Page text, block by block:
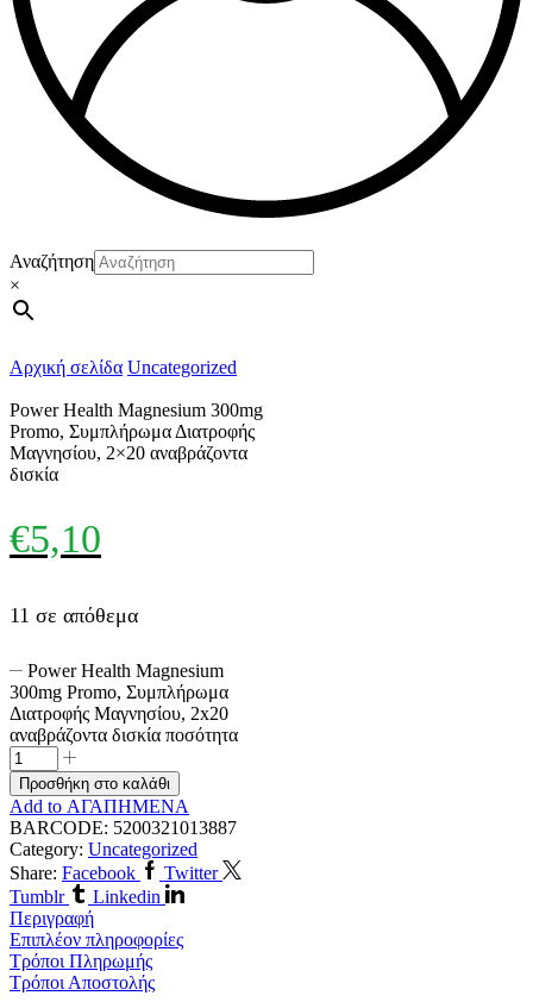
Αναζήτηση
×
Αρχική σελίδα Uncategorized
Power Health Magnesium 300mg
Promo, Συμπλήρωμα Διατροφής
Μαγνησίου, 2×20 αναβράζοντα
δισκία
€5,10
11 σε απόθεμα
Power Health Magnesium
300mg Promo, Συμπλήρωμα
Διατροφής Μαγνησίου, 2x20
αναβράζοντα δισκία ποσότητα
Προσθήκη στο καλάθι
Add to ΑΓΑΠΗΜΕΝΑ
BARCODE: 5200321013887
Category: Uncategorized
Share: Facebook
Twitter
Tumblr
Linkedin
Περιγραφή
Επιπλέον πληροφορίες
Τρόποι Πληρωμής
Τρόποι Αποστολής